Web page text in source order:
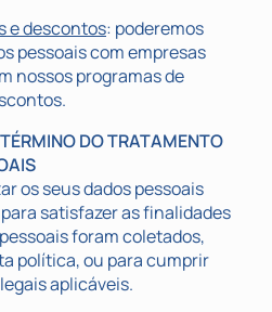
e descontos: poderemos
pessoais com empresas
nossos programas de
DO TRATAMENTO
os seus dados pessoais
satisfazer as finalidades
foram coletados,
política, ou para cumprir
aplicáveis.